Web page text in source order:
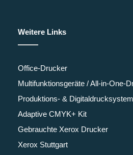
Weitere Links
Office-Drucker
Multifunktionsgeräte / All-in-One-
Produktions- &
Adaptive CMYK+ Kit
Gebrauchte Xerox Drucker
Xerox Stuttgart